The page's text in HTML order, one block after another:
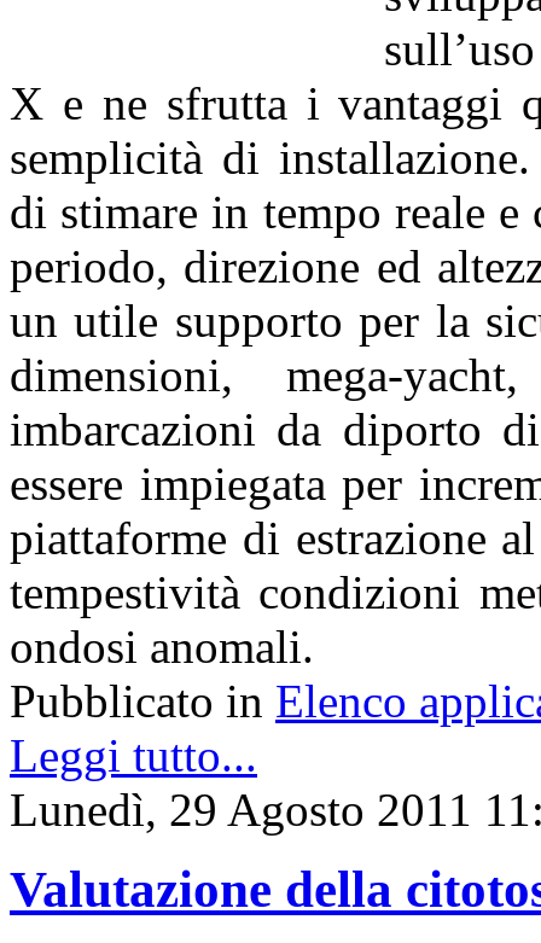
X e ne sfrutta i vantaggi
semplicità di installazione.
di stimare in tempo reale e
periodo, direzione ed
un utile supporto per la
dimensioni, mega-
imbarcazioni da diporto
essere impiegata per
piattaforme di estrazione
tempestività condizioni
ondosi anomali.
Pubblicato in Elenco
Leggi tutto...
Lunedì, 29 Agosto 2011
Valutazione della